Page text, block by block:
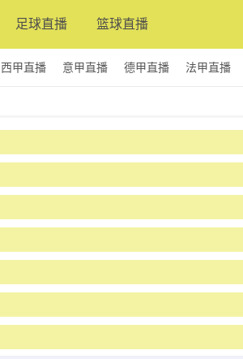
足球直播 篮球直播
西甲直播 意甲直播 德甲直播 法甲直播